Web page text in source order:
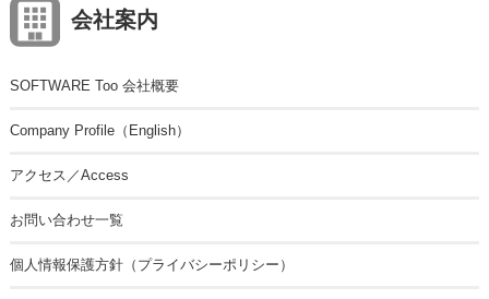
会社案内
SOFTWARE Too 会社概要
Company Profile（English）
アクセス／Access
お問い合わせ一覧
個人情報保護方針（プライバシーポリシー）